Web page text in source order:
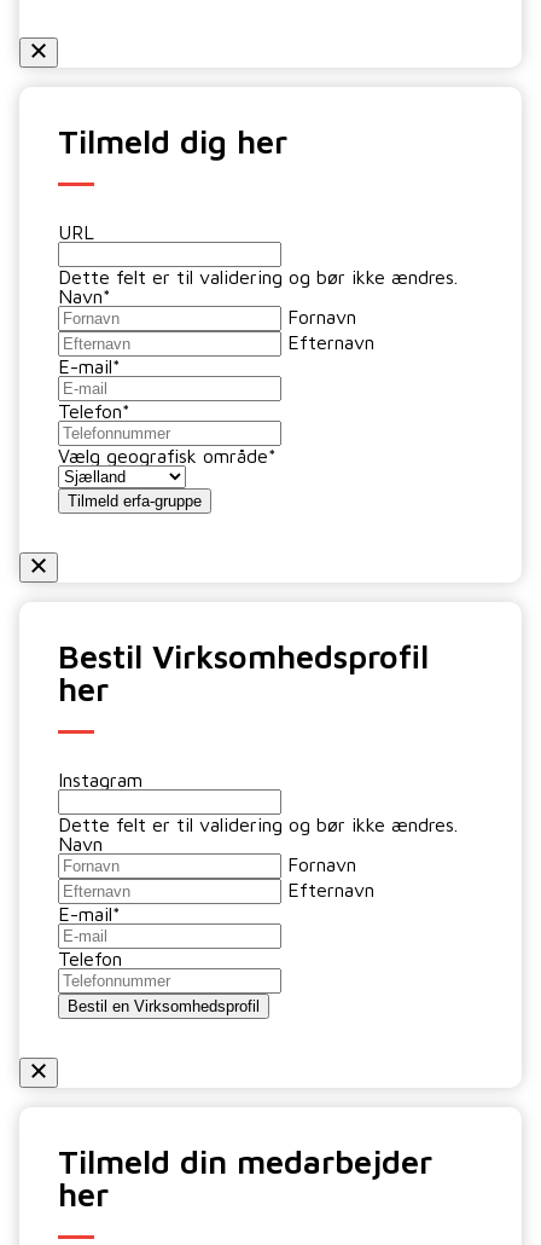
Tilmeld dig her
URL
Dette felt er til validering og bør ikke ændres.
Navn*
Fornavn
Efternavn
E-mail*
Telefon*
Vælg geografisk område*
Bestil Virksomhedsprofil
her
Instagram
Dette felt er til validering og bør ikke ændres.
Navn
Fornavn
Efternavn
E-mail*
Telefon
Tilmeld din medarbejder
her